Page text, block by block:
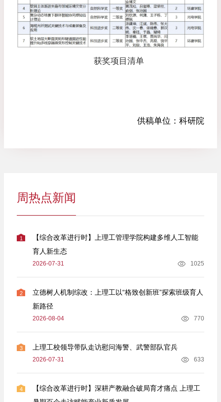
获奖项目清单
供稿单位： 科研院
周热点新闻
1
【综合改革进行时】上理工管理学院构建多维人工智能
育人新生态
2026-07-31 1025
2
立德树人机制综改：上理工以“格致创新班”探索班级育人
新路径
2026-08-04 770
3 上理工校领导带队走访慰问海警、武警部队官兵
2026-07-31 633
4
【综合改革进行时】深耕产教融合破局育才痛点 上理工